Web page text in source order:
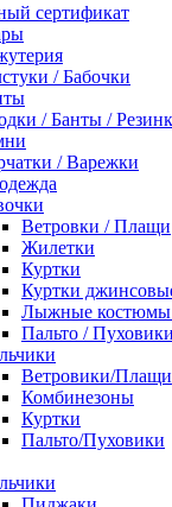
сертификат
/ Бабочки
/ Банты /
/ Варежки
Ветровки / Плащи
Жилетки
Куртки
Куртки
Лыжные костюмы
Пальто / Пуховики
Ветровики/Плащи
Комбинезоны
Куртки
Пальто/Пуховики